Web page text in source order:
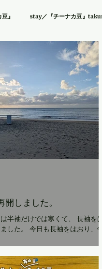
』 stay／『チーナカ豆』
しました。
半袖だけでは寒くて、 長袖をは
した。 今日も長袖をはおり、午
すが、 きっとこの後も長袖を脱
日中長袖を着ているのだろう